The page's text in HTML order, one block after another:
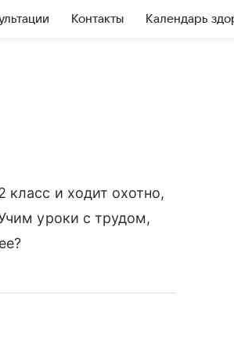
Контакты Календарь
и ходит охотно,
уроки с трудом,